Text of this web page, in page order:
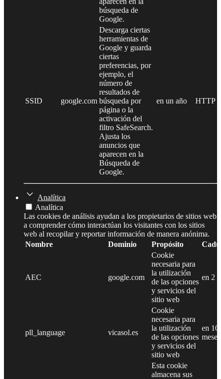
búsqueda de
Google.
SSID google.com
Descarga ciertas
herramientas de
Google y guarda
ciertas
preferencias, por
ejemplo, el
número de
resultados de
búsqueda por
página o la
activación del
filtro SafeSearch.
Ajusta los
anuncios que
aparecen en la
Búsqueda de
Google.
en un año HTTP
Analítica
Analítica
Las cookies de análisis ayudan a los propietarios de sitios web
a comprender cómo interactúan los visitantes con los sitios
web al recopilar y reportar información de manera anónima.
Nombre
Dominio Propósito
AEC google.com
Cookie
necesaria para
la utilización
de las opciones
y servicios del
sitio web
en 2
pll_language vicasol.es
Cookie
necesaria para
la utilización
de las opciones
y servicios del
sitio web
en 10
meses
Esta cookie
almacena sus